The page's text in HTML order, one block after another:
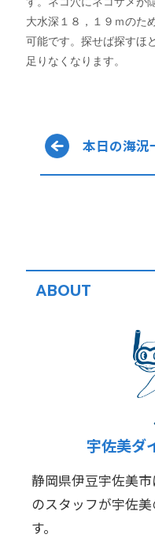
大水深１８，１９ｍのた
可能です。探せば探すほ
足りなくなります。
本日の海況
ABOUT
宇佐美ダ
静岡県伊豆宇佐美
のスタッフが宇佐
す。